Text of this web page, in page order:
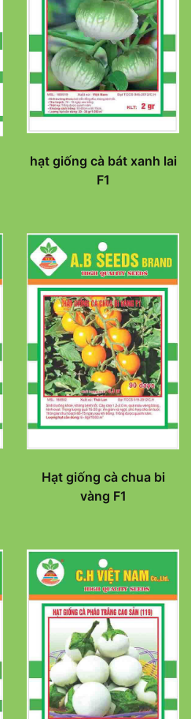
hạt giống cà bát xanh lai
F1
Hạt giống cà chua bi
vàng F1